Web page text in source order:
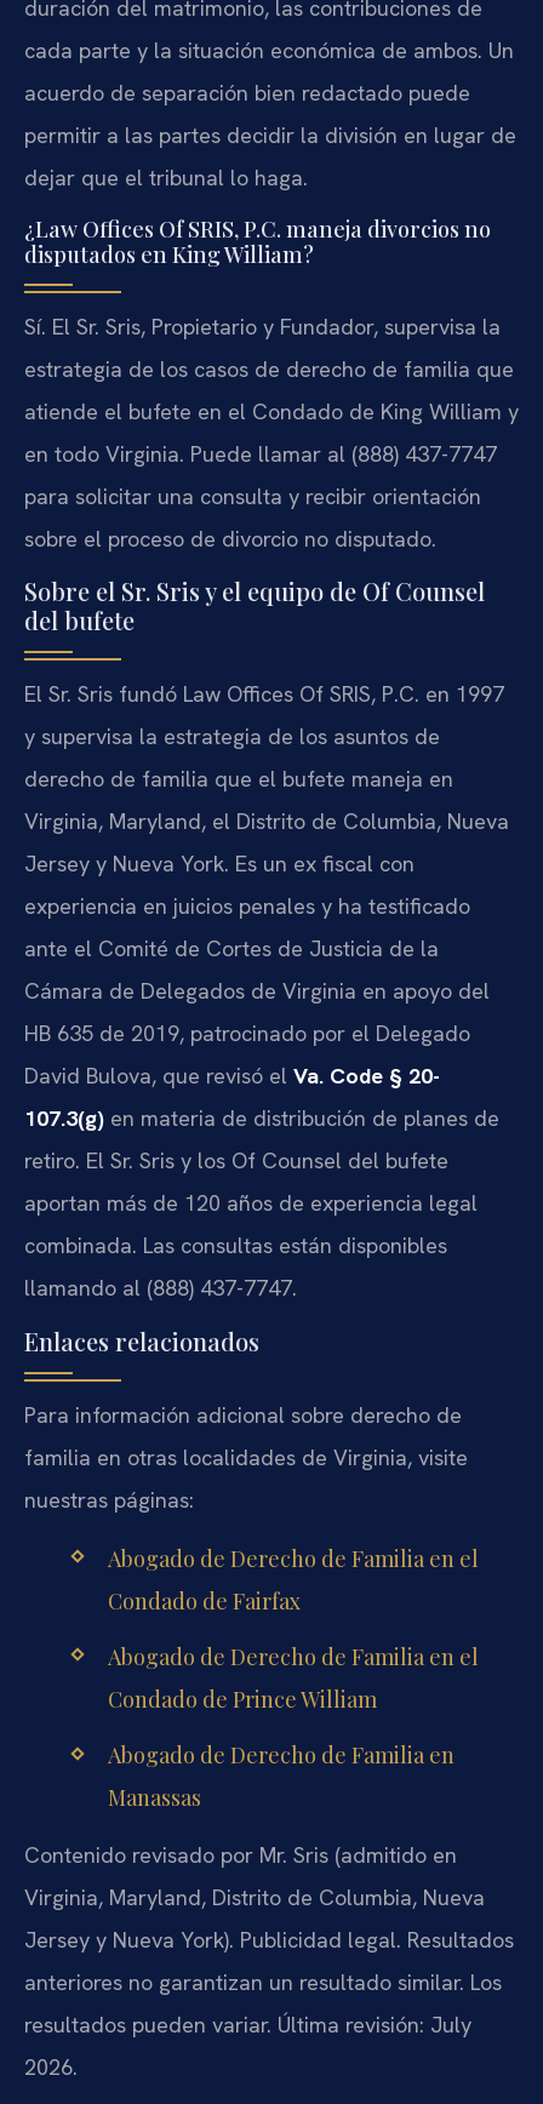
duración del matrimonio, las contribuciones de
cada parte y la situación económica de ambos. Un
acuerdo de separación bien redactado puede
permitir a las partes decidir la división en lugar de
dejar que el tribunal lo haga.
¿Law Offices Of SRIS, P.C. maneja divorcios no
disputados en King William?
Sí. El Sr. Sris, Propietario y Fundador, supervisa la
estrategia de los casos de derecho de familia que
atiende el bufete en el Condado de King William y
en todo Virginia. Puede llamar al (888) 437-7747
para solicitar una consulta y recibir orientación
sobre el proceso de divorcio no disputado.
Sobre el Sr. Sris y el equipo de Of Counsel
del bufete
El Sr. Sris fundó Law Offices Of SRIS, P.C. en 1997
y supervisa la estrategia de los asuntos de
derecho de familia que el bufete maneja en
Virginia, Maryland, el Distrito de Columbia, Nueva
Jersey y Nueva York. Es un ex fiscal con
experiencia en juicios penales y ha testificado
ante el Comité de Cortes de Justicia de la
Cámara de Delegados de Virginia en apoyo del
HB 635 de 2019, patrocinado por el Delegado
David Bulova, que revisó el Va. Code § 20-
107.3(g) en materia de distribución de planes de
retiro. El Sr. Sris y los Of Counsel del bufete
aportan más de 120 años de experiencia legal
combinada. Las consultas están disponibles
llamando al (888) 437-7747.
Enlaces relacionados
Para información adicional sobre derecho de
familia en otras localidades de Virginia, visite
nuestras páginas:
Abogado de Derecho de Familia en el
Condado de Fairfax
Abogado de Derecho de Familia en el
Condado de Prince William
Abogado de Derecho de Familia en
Manassas
Contenido revisado por Mr. Sris (admitido en
Virginia, Maryland, Distrito de Columbia, Nueva
Jersey y Nueva York). Publicidad legal. Resultados
anteriores no garantizan un resultado similar. Los
resultados pueden variar. Última revisión: July
2026.